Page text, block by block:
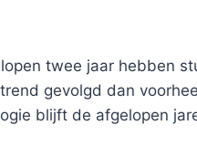
twee jaar hebben
gevolgd dan
blijft de afgelopen